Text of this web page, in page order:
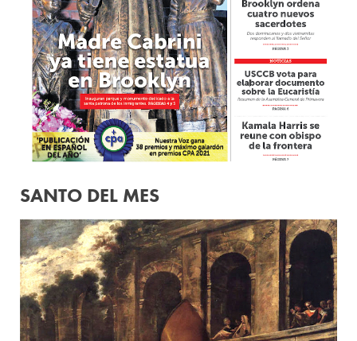
SANTO DEL MES